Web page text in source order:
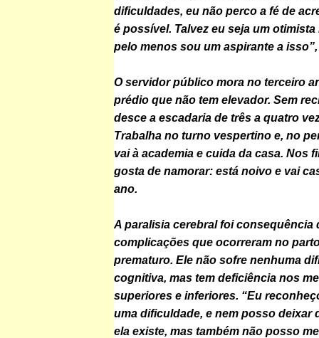
dificuldades, eu não perco a fé de
é possível. Talvez eu seja um
pelo menos sou um aspirante a
O servidor público mora no terceiro
prédio que não tem elevador. Sem
desce a escadaria de três a quatro
Trabalha no turno vespertino e, no
vai à academia e cuida da casa. Nos
gosta de namorar: está noivo e vai
ano.
A paralisia cerebral foi consequência
complicações que ocorreram no
prematuro. Ele não sofre nenhuma
cognitiva, mas tem deficiência nos
superiores e inferiores. “Eu
uma dificuldade, e nem posso deixar
ela existe, mas também não posso